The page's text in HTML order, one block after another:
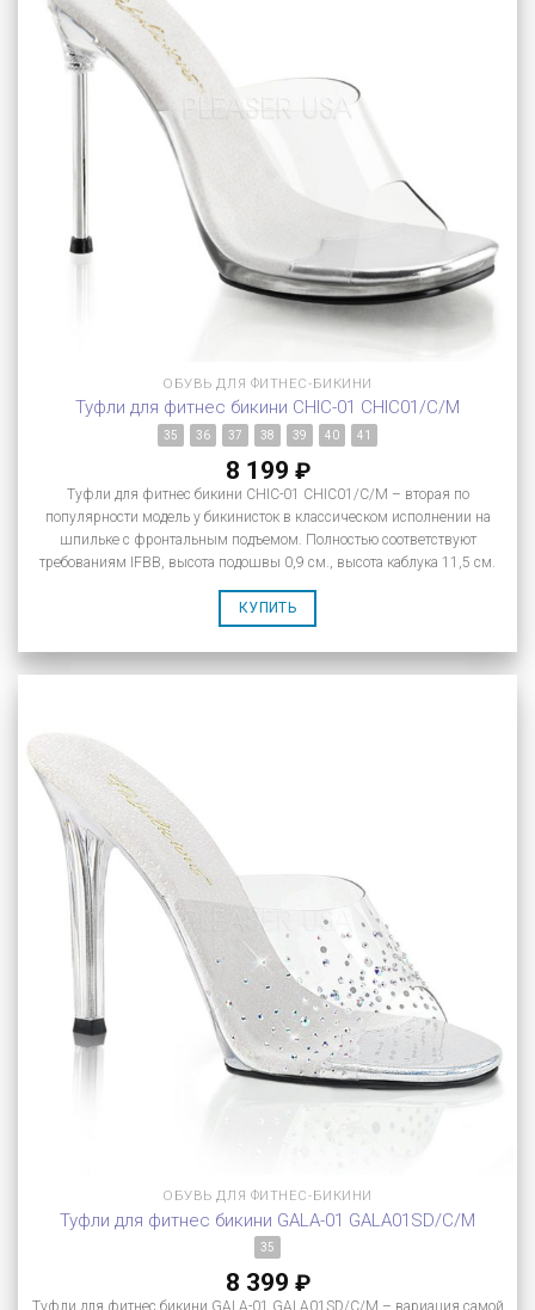
ОБУВЬ ДЛЯ ФИТНЕС-БИКИНИ
Туфли для фитнес бикини CHIC-01 CHIC01/C/M
35 36 37 38 39 40 41
8 199 ₽
Туфли для фитнес бикини CHIC-01 CHIC01/C/M – вторая по
популярности модель у бикинисток в классическом исполнении на
шпильке с фронтальным подъемом. Полностью соответствуют
требованиям IFBB, высота подошвы 0,9 см., высота каблука 11,5 см.
КУПИТЬ
ОБУВЬ ДЛЯ ФИТНЕС-БИКИНИ
Туфли для фитнес бикини GALA-01 GALA01SD/C/M
35
8 399 ₽